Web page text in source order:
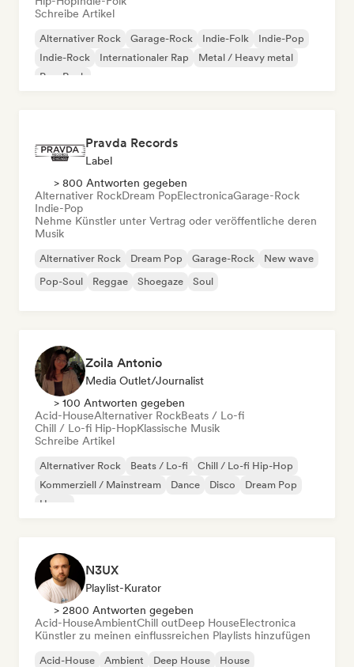
Schreibe Artikel
Alternativer Rock Garage-Rock Indie-Folk
Indie-Pop
Indie-Rock
Internationaler Rap
Metal / Heavy metal
Pop-Rock
Pravda Records
Label
> 800 Antworten gegeben
Alternativer RockDream PopElectronicaGarage-Rock
Indie-Pop
Nehme Künstler unter Vertrag oder veröffentliche deren
Musik
Alternativer Rock Dream Pop Garage-Rock
New wave
Pop-Soul
Reggae Shoegaze Soul
Zoila Antonio
Media Outlet/Journalist
> 100 Antworten gegeben
Acid-HouseAlternativer RockBeats / Lo-fi
Chill / Lo-fi Hip-HopKlassische Musik
Schreibe Artikel
Alternativer Rock Beats / Lo-fi
Chill / Lo-fi Hip-Hop
Kommerziell / Mainstream
Dance Disco
Dream Pop
House
N3UX
Playlist-Kurator
> 2800 Antworten gegeben
Acid-HouseAmbientChill outDeep HouseElectronica
Künstler zu meinen einflussreichen Playlists hinzufügen
Acid-House Ambient Deep House
House